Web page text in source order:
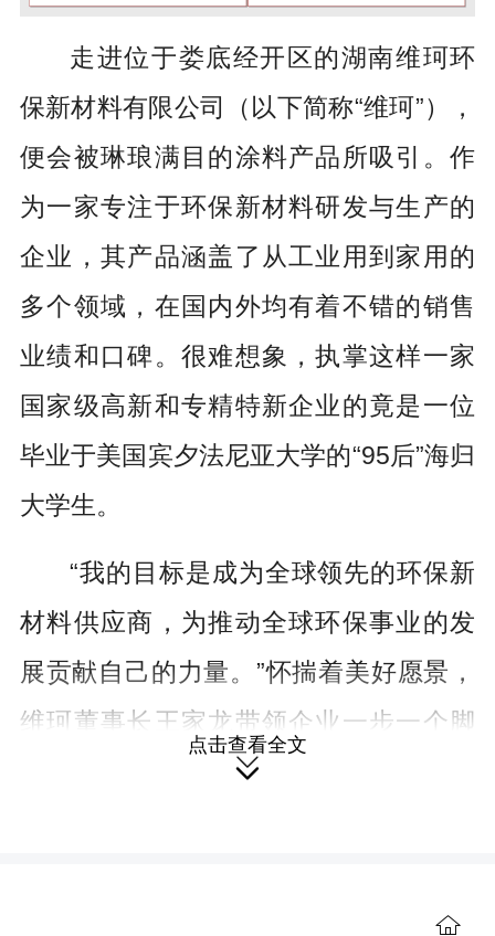
走进位于娄底经开区的湖南维珂环
保新材料有限公司（以下简称“维珂”），
便会被琳琅满目的涂料产品所吸引。作
为一家专注于环保新材料研发与生产的
企业，其产品涵盖了从工业用到家用的
多个领域，在国内外均有着不错的销售
业绩和口碑。很难想象，执掌这样一家
国家级高新和专精特新企业的竟是一位
毕业于美国宾夕法尼亚大学的“95后”海归
大学生。
“我的目标是成为全球领先的环保新
材料供应商，为推动全球环保事业的发
展贡献自己的力量。”怀揣着美好愿景，
维珂董事长王家龙带领企业一步一个脚
印，在环保新材料领域踏出了一条坚实
点击查看全文
